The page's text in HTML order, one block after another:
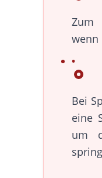
Zum
wenn
Bei
eine
um